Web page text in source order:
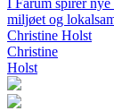
I Farum spirer
miljøet og
Christine Holst
Christine
Holst